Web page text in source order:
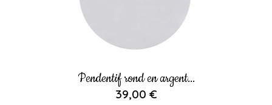
Pendentif rond en argent...
39,00 €